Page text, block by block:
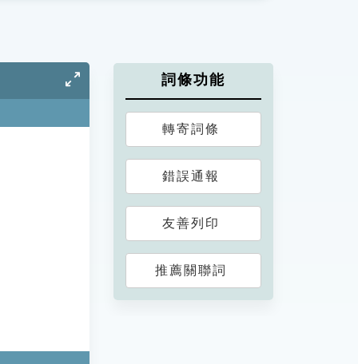
詞條功能
轉寄詞條
錯誤通報
友善列印
推薦關聯詞